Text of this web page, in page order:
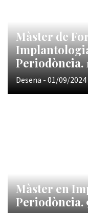
Màster de
Periodòncia.
Desena - 01/09/2024
Màster en
Periodòncia.